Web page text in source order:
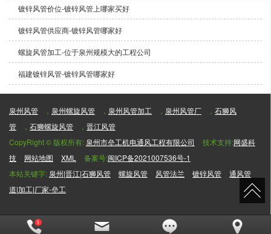
镀锌风管价位-镀锌风管上哪家买好
镀锌风管供应商-镀锌风管哪家好
螺旋风管加工-位于泉州规模大的工程公司
福建镀锌风管-镀锌风管哪家好
泉州风管 ， 泉州螺旋风管 ， 泉州风管加工 ， 泉州风管厂 ， 石狮风
管
， 石狮螺旋风管 ， 晋江风管
CopyRight © 版权所有: 泉州市垒工机电通风工程有限公司 技术支持:网盛科
技
网站地图 XML 备案号:闽ICP备2021007536号-1
本站关键字: 泉州|晋江|石狮风管 螺旋风管 风管法兰 镀锌风管
通风管
道|加工|厂家-垒工